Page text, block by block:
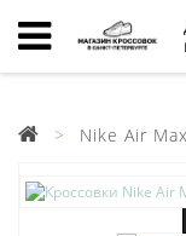
Nike Air Max